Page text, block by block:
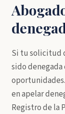
Si tu solicitud
sido
en apelar
Registro de la